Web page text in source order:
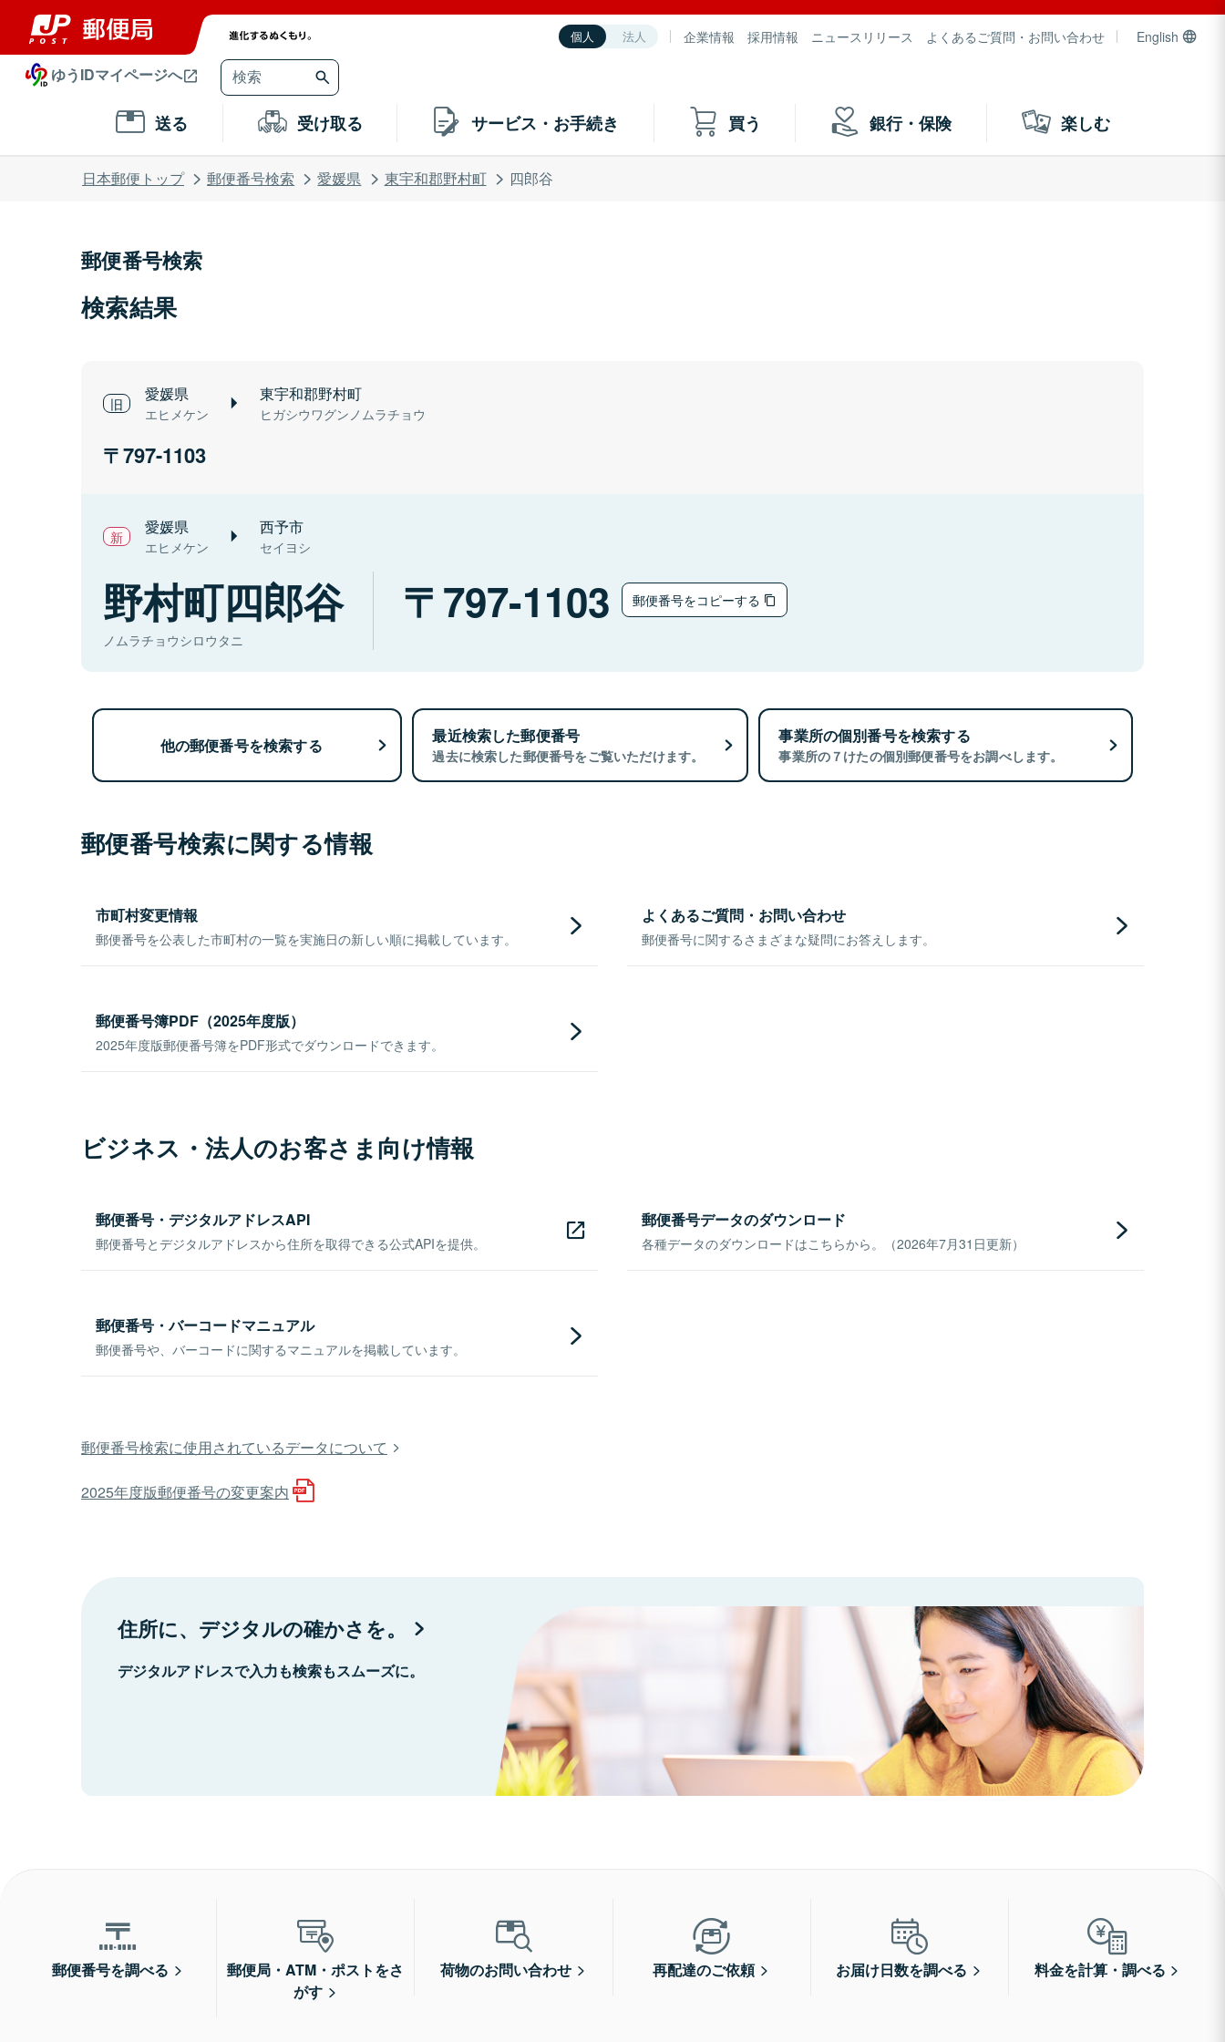
個人 法人 企業情報 採用情報 ニュースリリース よくあるご質問・お問い合わせ English
ゆうIDマイページへ
送る 受け取る サービス・お手続き 買う 銀行・保険 楽しむ
日本郵便トップ 郵便番号検索 愛媛県 東宇和郡野村町 四郎谷
郵便番号検索
検索結果
愛媛県
エヒメケン
東宇和郡野村町
ヒガシウワグンノムラチョウ
797-1103
愛媛県
エヒメケン
西予市
セイヨシ
野村町四郎谷
ノムラチョウシロウタニ
797-1103 郵便番号をコピーする
他の郵便番号を検索する 最近検索した郵便番号
過去に検索した郵便番号をご覧いただけます。
事業所の個別番号を検索する
事業所の７けたの個別郵便番号をお調べします。
郵便番号検索に関する情報
市町村変更情報
郵便番号を公表した市町村の一覧を実施日の新しい順に掲載しています。
よくあるご質問・お問い合わせ
郵便番号に関するさまざまな疑問にお答えします。
郵便番号簿PDF（2025年度版）
2025年度版郵便番号簿をPDF形式でダウンロードできます。
ビジネス・法人のお客さま向け情報
郵便番号・デジタルアドレスAPI
郵便番号とデジタルアドレスから住所を取得できる公式APIを提供。
郵便番号データのダウンロード
各種データのダウンロードはこちらから。（2026年7月31日更新）
郵便番号・バーコードマニュアル
郵便番号や、バーコードに関するマニュアルを掲載しています。
郵便番号検索に使用されているデータについて
2025年度版郵便番号の変更案内
住所に、デジタルの確かさを。
デジタルアドレスで入力も検索もスムーズに。
郵便番号を調べる
郵便局・ATM・ポストをさ
がす
荷物のお問い合わせ 再配達のご依頼 お届け日数を調べる 料金を計算・調べる